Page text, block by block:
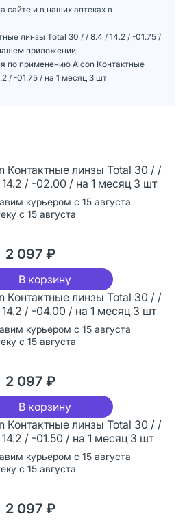
сайте и в наших аптеках в
линзы Total 30 / / 8.4 / 14.2 / -01.75 /
приложении
по применению Alcon Контактные
/ -01.75 / на 1 месяц 3 шт
Контактные линзы Total 30 / /
/ -02.00 / на 1 месяц 3 шт
курьером с 15 августа
с 15 августа
2 097 ₽
В корзину
Контактные линзы Total 30 / /
/ -04.00 / на 1 месяц 3 шт
курьером с 15 августа
с 15 августа
2 097 ₽
В корзину
Контактные линзы Total 30 / /
/ -01.50 / на 1 месяц 3 шт
курьером с 15 августа
с 15 августа
2 097 ₽